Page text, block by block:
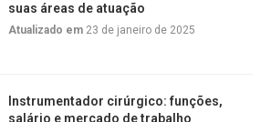
suas áreas de atuação
Atualizado em 23 de janeiro de 2025
Instrumentador cirúrgico: funções,
salário e mercado de trabalho